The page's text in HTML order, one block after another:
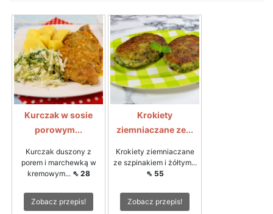
Kurczak w sosie
porowym...
Kurczak duszony z
porem i marchewką w
kremowym... ⇖ 28
Zobacz przepis!
Krokiety
ziemniaczane ze...
Krokiety ziemniaczane
ze szpinakiem i żółtym...
⇖ 55
Zobacz przepis!